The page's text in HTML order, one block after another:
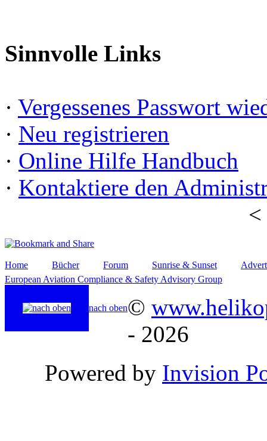
Sinnvolle Links
· Vergessenes Passwort
· Neu registrieren
· Online Hilfe Handbuch
· Kontaktiere den
<
Home Bücher Forum Sunrise & Sunset
European Aviation Compliance & Safety Advisory Group
nach oben©
- 2026
Powered by Invision